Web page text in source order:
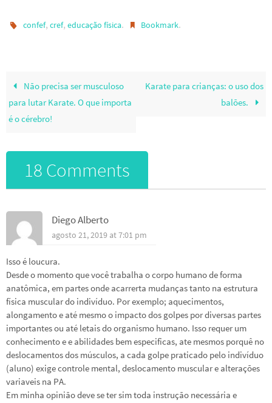
confef,cref,educação física. Bookmark.
Não precisa ser musculoso
para lutar Karate. O que importa
é o cérebro!
Karate para crianças: o uso dos
balões.
18 Comments
Diego Alberto
agosto 21, 2019 at 7:01 pm
Isso é loucura.
Desde o momento que você trabalha o corpo humano de forma
anatômica, em partes onde acarrerta mudanças tanto na estrutura
física muscular do indivíduo. Por exemplo; aquecimentos,
alongamento e até mesmo o impacto dos golpes por diversas partes
importantes ou até letais do organismo humano. Isso requer um
conhecimento e e abilidades bem especificas, ate mesmos porquê no
deslocamentos dos músculos, a cada golpe praticado pelo indivíduo
(aluno) exige controle mental, deslocamento muscular e alterações
variaveis na PA.
Em minha opinião deve se ter sim toda instrução necessária e